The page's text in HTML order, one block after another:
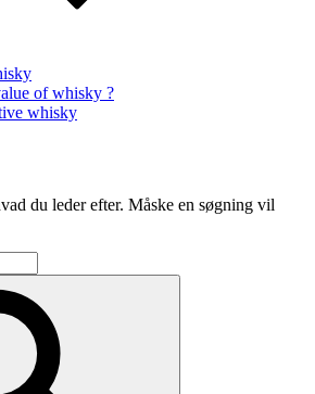
of whisky ?
whisky
du leder efter. Måske en søgning vil